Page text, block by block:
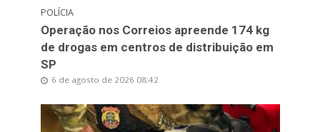
POLÍCIA
Operação nos Correios apreende 174 kg
de drogas em centros de distribuição em
SP
6 de agosto de 2026 08:42